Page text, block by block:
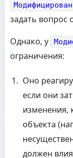
задать вопрос
Однако, у
ограничения:
Оно
если они
изменения,
объекта
должен